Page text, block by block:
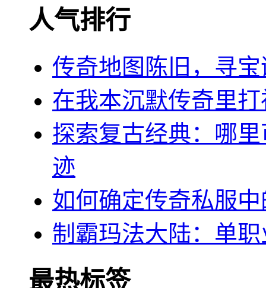
人气排行
传奇地图陈旧，寻
在我本沉默传奇里
探索复古经典：哪
迹
如何确定传奇私服
制霸玛法大陆：单
最热标签